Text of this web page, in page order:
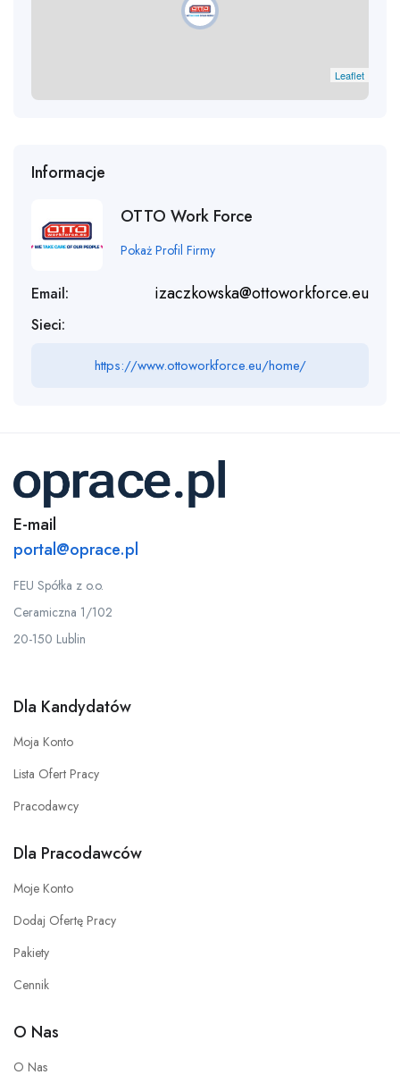
Leaflet
Informacje
OTTO Work Force
Pokaż Profil Firmy
Email: izaczkowska@ottoworkforce.eu
Sieci:
https://www.ottoworkforce.eu/home/
E-mail
portal@oprace.pl
FEU Spółka z o.o.
Ceramiczna 1/102
20-150 Lublin
Dla Kandydatów
Moja Konto
Lista Ofert Pracy
Pracodawcy
Dla Pracodawców
Moje Konto
Dodaj Ofertę Pracy
Pakiety
Cennik
O Nas
O Nas